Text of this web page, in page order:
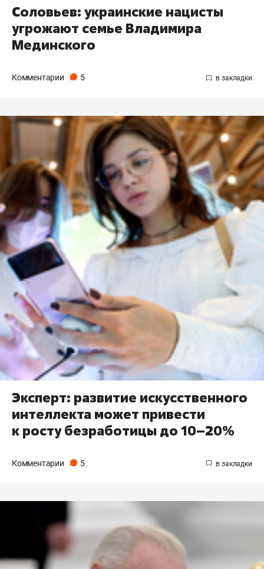
Соловьев: украинские нацисты
угрожают семье Владимира
Мединского
Комментарии 5
Эксперт: развитие искусственного
интеллекта может привести
к росту безработицы до 10–20%
Комментарии 5